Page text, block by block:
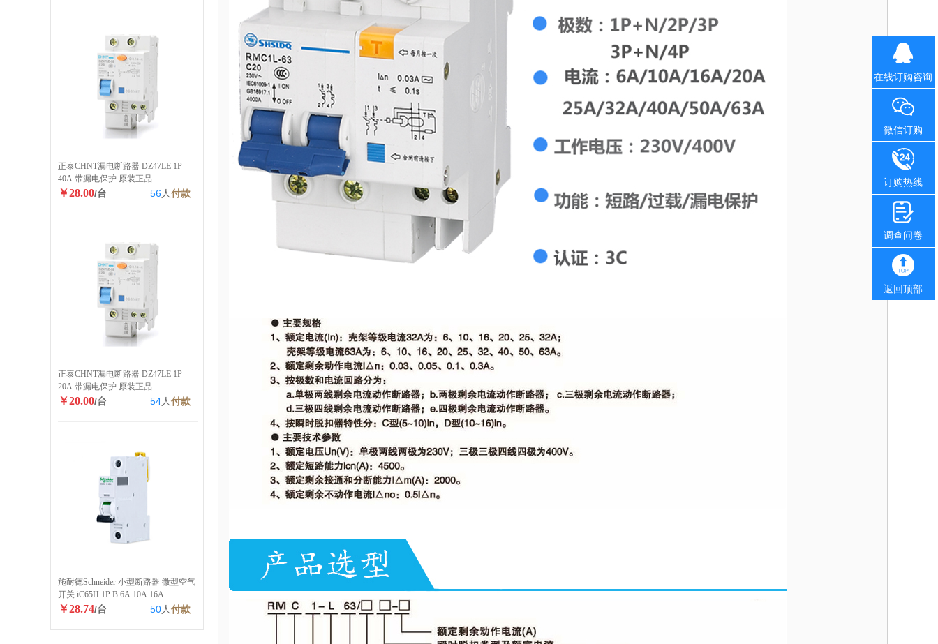
正泰CHNT漏电断路器 DZ47LE 1P
40A 带漏电保护 原装正品
￥28.00/台 56人付款
正泰CHNT漏电断路器 DZ47LE 1P
20A 带漏电保护 原装正品
￥20.00/台 54人付款
施耐德Schneider 小型断路器 微型空气
开关 iC65H 1P B 6A 10A 16A
￥28.74/台 50人付款
在线订购咨询
微信订购
订购热线
调查问卷
返回顶部